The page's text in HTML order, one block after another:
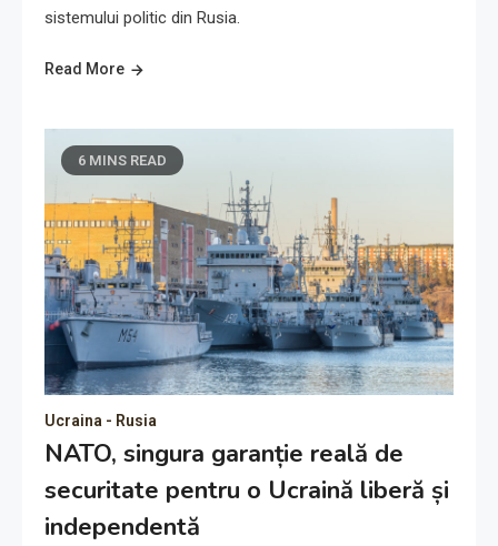
sistemului politic din Rusia.
Read More
6 MINS READ
Ucraina - Rusia
NATO, singura garanție reală de
securitate pentru o Ucraină liberă și
independentă